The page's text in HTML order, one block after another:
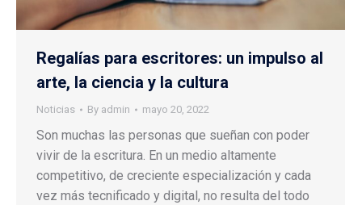
Regalías para escritores: un impulso al
arte, la ciencia y la cultura
Noticias By admin mayo 20, 2022
Son muchas las personas que sueñan con poder
vivir de la escritura. En un medio altamente
competitivo, de creciente especialización y cada
vez más tecnificado y digital, no resulta del todo